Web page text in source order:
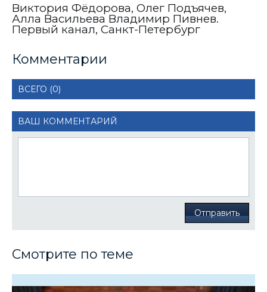
Виктория Фёдорова, Олег Подъячев,
Алла Васильева Владимир Пивнев.
Первый канал, Санкт-Петербург
Комментарии
ВСЕГО (0)
ВАШ КОММЕНТАРИЙ
Отправить
Смотрите по теме